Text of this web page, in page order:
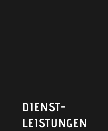
DIENST­
LEISTUNGEN